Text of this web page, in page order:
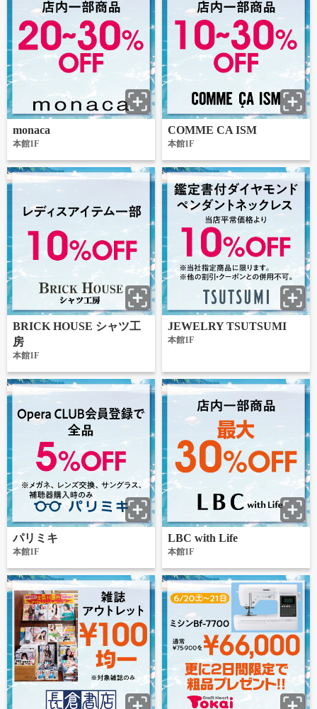
monaca
本館1F
COMME CA ISM
本館1F
BRICK HOUSE シャツ工
房
本館1F
JEWELRY TSUTSUMI
本館1F
パリミキ
本館1F
LBC with Life
本館1F